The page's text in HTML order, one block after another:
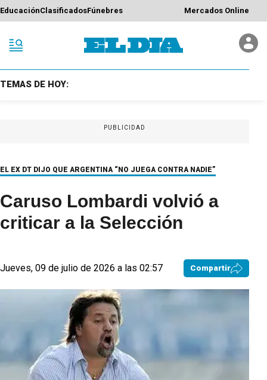
EducaciónClasificadosFúnebres Mercados Online
TEMAS DE HOY:
PUBLICIDAD
EL EX DT DIJO QUE ARGENTINA “NO JUEGA CONTRA NADIE”
Caruso Lombardi volvió a
criticar a la Selección
Jueves, 09 de julio de 2026 a las 02:57 Compartir